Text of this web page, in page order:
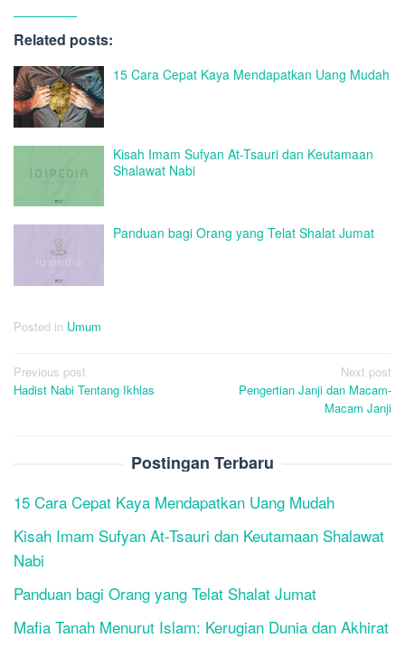
Related posts:
15 Cara Cepat Kaya Mendapatkan Uang Mudah
Kisah Imam Sufyan At-Tsauri dan Keutamaan
Shalawat Nabi
Panduan bagi Orang yang Telat Shalat Jumat
Posted in Umum
Post
navigation
Previous post
Hadist Nabi Tentang Ikhlas
Next post
Pengertian Janji dan Macam-
Macam Janji
Postingan Terbaru
15 Cara Cepat Kaya Mendapatkan Uang Mudah
Kisah Imam Sufyan At-Tsauri dan Keutamaan Shalawat
Nabi
Panduan bagi Orang yang Telat Shalat Jumat
Mafia Tanah Menurut Islam: Kerugian Dunia dan Akhirat